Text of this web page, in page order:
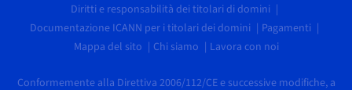
Diritti e responsabilità dei titolari di domini
Documentazione ICANN per i titolari dei domini
Pagamenti
Mappa del sito
Chi siamo Lavora con noi
Conformemente alla Direttiva 2006/112/CE e successive modifiche, a